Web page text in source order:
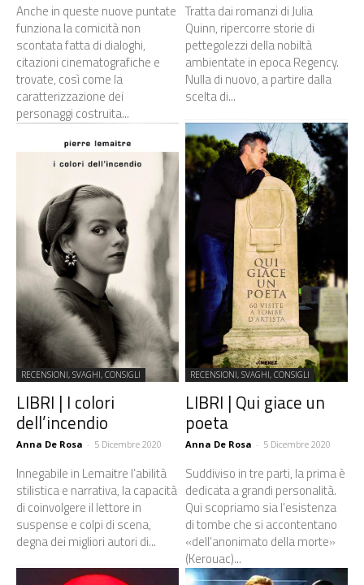
Anche in queste nuove puntate
funziona la comicità non
scontata fatta di dialoghi,
citazioni cinematografiche e
trovate, così come la
caratterizzazione dei
personaggi costruita...
Tratta dai romanzi di Julia
Quinn, ripercorre storie di
pettegolezzi della nobiltà
ambientate in epoca Regency.
Nulla di nuovo, a partire dalla
scelta di...
RECENSIONI, SVAGHI, CONSIGLI
LIBRI | I colori
dell’incendio
Anna De Rosa - 5 Dicembre 2020
Innegabile in Lemaitre l’abilità
stilistica e narrativa, la capacità
di coinvolgere il lettore in
suspense e colpi di scena,
degna dei migliori autori di...
RECENSIONI, SVAGHI, CONSIGLI
LIBRI | Qui giace un
poeta
Anna De Rosa - 5 Dicembre 2020
Suddiviso in tre parti, la prima è
dedicata a grandi personalità.
Qui scopriamo sia l’esistenza
di tombe che si accontentano
«dell’anonimato della morte»
(Kerouac)...